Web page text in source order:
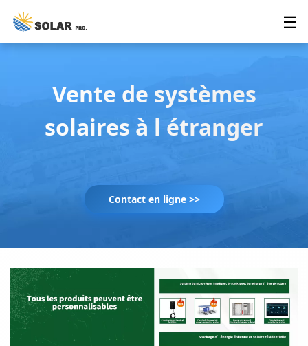
☰
Vente de systèmes
solaires à l étranger
Contact en ligne >>